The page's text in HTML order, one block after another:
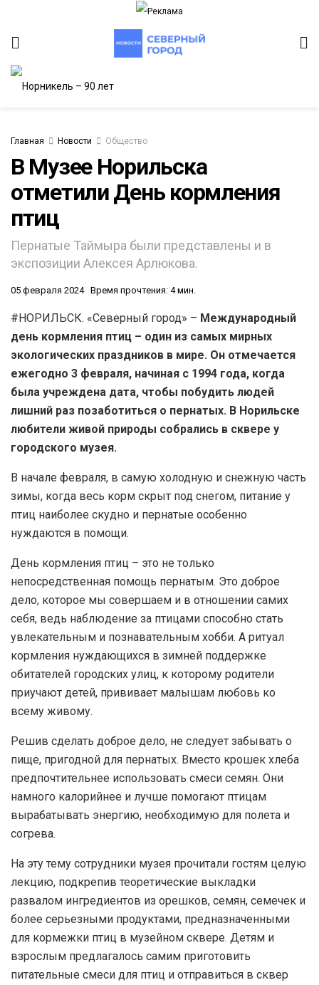
Главная Новости Общество
В Музее Норильска
отметили День кормления
птиц
Пернатые Таймыра были представлены и в
экспозиции Алексея Арлюкова.
05 февраля 2024 Время прочтения: 4 мин.
#НОРИЛЬСК. «Северный город» – Международный
день кормления птиц – один из самых мирных
экологических праздников в мире. Он отмечается
ежегодно 3 февраля, начиная с 1994 года, когда
была учреждена дата, чтобы побудить людей
лишний раз позаботиться о пернатых. В Норильске
любители живой природы собрались в сквере у
городского музея.
В начале февраля, в самую холодную и снежную часть
зимы, когда весь корм скрыт под снегом, питание у
птиц наиболее скудно и пернатые особенно
нуждаются в помощи.
День кормления птиц – это не только
непосредственная помощь пернатым. Это доброе
дело, которое мы совершаем и в отношении самих
себя, ведь наблюдение за птицами способно стать
увлекательным и познавательным хобби. А ритуал
кормления нуждающихся в зимней поддержке
обитателей городских улиц, к которому родители
приучают детей, прививает малышам любовь ко
всему живому.
Решив сделать доброе дело, не следует забывать о
пище, пригодной для пернатых. Вместо крошек хлеба
предпочтительнее использовать смеси семян. Они
намного калорийнее и лучше помогают птицам
вырабатывать энергию, необходимую для полета и
согрева.
На эту тему сотрудники музея прочитали гостям целую
лекцию, подкрепив теоретические выкладки
развалом ингредиентов из орешков, семян, семечек и
более серьезными продуктами, предназначенными
для кормежки птиц в музейном сквере. Детям и
взрослым предлагалось самим приготовить
питательные смеси для птиц и отправиться в сквер